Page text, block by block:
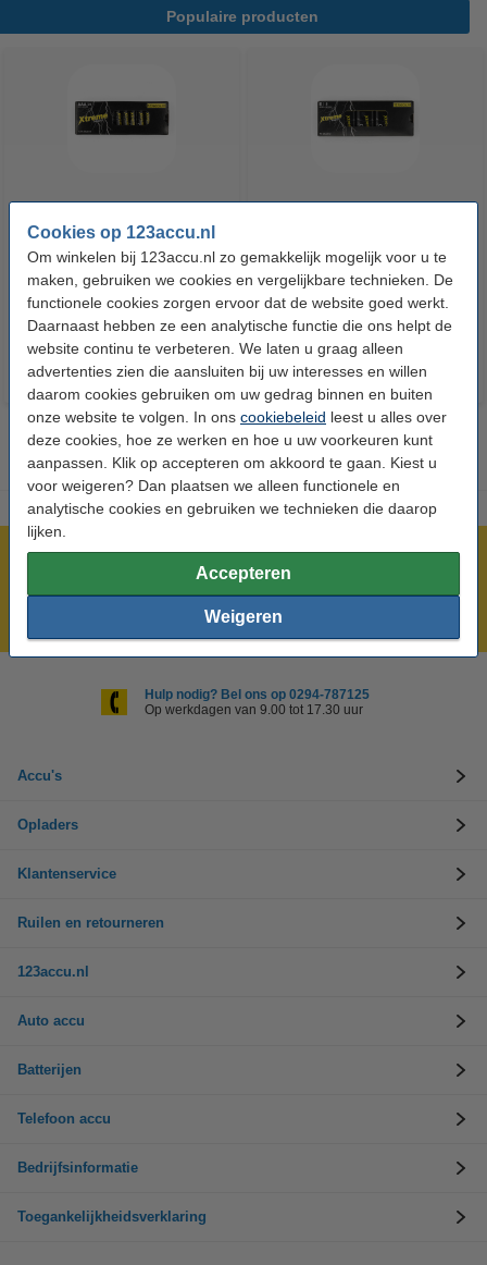
Cookies op 123accu.nl
Om winkelen bij 123accu.nl zo gemakkelijk mogelijk voor u te
maken, gebruiken we cookies en vergelijkbare technieken. De
functionele cookies zorgen ervoor dat de website goed werkt.
Daarnaast hebben ze een analytische functie die ons helpt de
website continu te verbeteren. We laten u graag alleen
advertenties zien die aansluiten bij uw interesses en willen
daarom cookies gebruiken om uw gedrag binnen en buiten
onze website te volgen. In ons cookiebeleid leest u alles over
deze cookies, hoe ze werken en hoe u uw voorkeuren kunt
aanpassen. Klik op accepteren om akkoord te gaan. Kiest u
voor weigeren? Dan plaatsen we alleen functionele en
analytische cookies en gebruiken we technieken die daarop
lijken.
Accepteren
Weigeren
Populaire producten
123accu Xtreme Power AAA /
MN2400 / LR03 alkaline batterij
24 stuks
€ 14,50 € 13,05 Inclusief 21%
BTW
Batterij 5 stuks
€ 15,80 € 14,22 Inclusief 21%
BTW
Meer dan 5 miljoen klanten!
Hulp nodig? Bel ons op 0294-787125
Op werkdagen van 9.00 tot 17.30 uur
Accu's
Opladers
Klantenservice
Ruilen en retourneren
123accu.nl
Auto accu
Batterijen
Telefoon accu
Bedrijfsinformatie
Toegankelijkheidsverklaring